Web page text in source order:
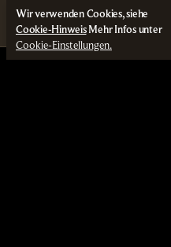
Wir verwenden Cookies, siehe
Cookie-HinweisMehr Infos unter
Cookie-Einstellungen.